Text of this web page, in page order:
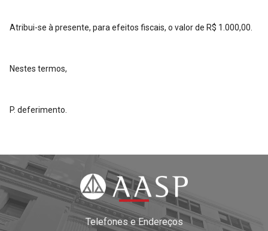
Atribui-se à presente, para efeitos fiscais, o valor de R$ 1.000,00.
Nestes termos,
P. deferimento.
Telefones e Endereços